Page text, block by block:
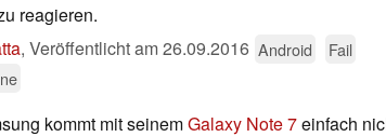
reagieren.
, Veröffentlicht am26.09.2016 Android
Fail
kommt mit seinemGalaxy Note 7einfach